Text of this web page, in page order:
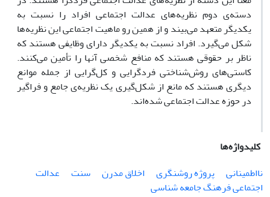
دسته‌ی دوم نظریه‌های عدالت اجتماعی افراد را نسبت به
یکدیگر متعهد می‌بیند و از همین رو ماهیت اجتماعی این نظریه‌ها
شکل می‌گیرد. افراد نسبت به یکدیگر دارای وظایفی هستند که
ناظر بر حقوقی هستند که منافع شخصی آنها را تأمین می‌کنند.
کاستی‌های روش‌شناختی فردگرایی و کل‌گرایی از جمله موانع
دیگری هستند که مانع از شکل‌گیری یک نظریه‌ی جامع و فراگیر
در حوزه عدالت اجتماعی شده‌اند.
کلیدواژه‌ها
نااطمینانی
پروژه روشنگری اخلاق مدرن سنت
عدالت
اجتماعی فرهنگ جامعه شناسی